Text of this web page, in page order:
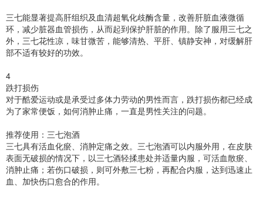
三七能显著提高肝组织及血清超氧化歧酶含量，改善肝脏血液微循
环，减少脏器血管损伤，从而起到保护肝脏的作用。除了服用三七之
外，三七花性凉，味甘微苦，能够清热、平肝、镇静安神，对缓解肝
部不适有较好的功效。
4
跌打损伤
对于酷爱运动或是承受过多体力劳动的男性而言，跌打损伤都已经成
为了家常便饭，如何消肿止痛，一直是男性关注的问题。
推荐使用：三七泡酒
三七具有活血化瘀、消肿定痛之效。三七泡酒可以内服外用，在皮肤
表面无破损的情况下，以三七酒轻揉患处并适量内服，可活血散瘀、
消肿止痛；若伤口破损，则可外敷三七粉，再配合内服，达到迅速止
血、加快伤口愈合的作用。